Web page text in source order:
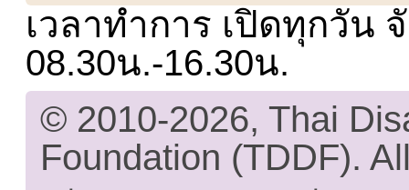
เวลาทำการ เปิดทุกวัน
08.30น.-16.30น.
© 2010-2026, Thai
Foundation (TDDF).